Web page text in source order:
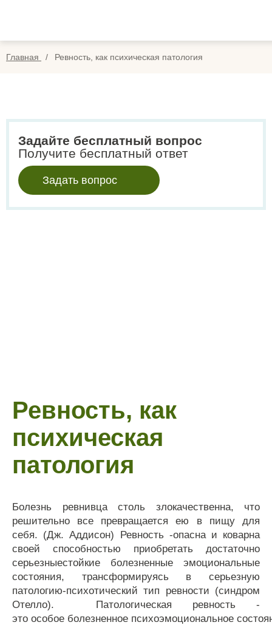
Главная Ревность, как психическая патология
Задайте бесплатный вопрос
Получите бесплатный ответ
Задать вопрос
Ревность, как
психическая
патология
Болезнь ревнивца столь злокачественна, что
решительно все превращается ею в пищу для
себя. (Дж. Аддисон) Ревность -опасна и коварна
своей способностью приобретать достаточно
серьезныестойкие болезненные эмоциональные
состояния, трансформируясь в серьезную
патологию-психотический тип ревности (синдром
Отелло). Патологическая ревность -
это особое болезненное психоэмоциональное